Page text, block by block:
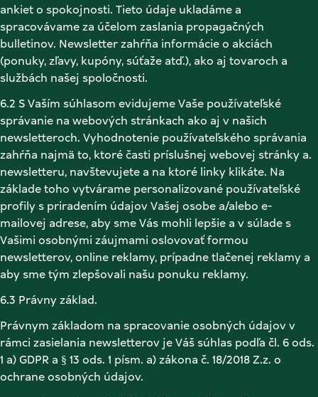
ankiet o spokojnosti. Tieto údaje ukladáme a
spracovávame za účelom zaslania propagačných
bulletinov. Newsletter zahŕňa informácie o akciách
(ponuky, zľavy, kupóny, súťaže atď.), ako aj tovaroch a
službách našej spoločnosti.
6.2 S Vaším súhlasom evidujeme Vaše používateľské
správanie na webových stránkach ako aj v našich
newsletteroch. Vyhodnotenie používateľského správania
zahŕňa najmä to, ktoré časti príslušnej webovej stránky a.
newsletteru, navštevujete a na ktoré linky klikáte. Na
základe toho vytvárame personalizované používateľské
profily s priradením údajov Vašej osobe a/alebo e-
mailovej adrese, aby sme Vás mohli lepšie a v súlade s
Vašimi osobnými záujmami oslovovať formou
newsletterov, online reklamy, prípadne tlačenej reklamy a
aby sme tým zlepšovali našu ponuku reklamy.
6.3 Právny základ.
Právnym základom na spracovanie osobných údajov v
rámci zasielania newsletterov je Váš súhlas podľa čl. 6 ods.
1 a) GDPR a § 13 ods. 1 písm. a) zákona č. 18/2018 Z.z. o
ochrane osobných údajov.